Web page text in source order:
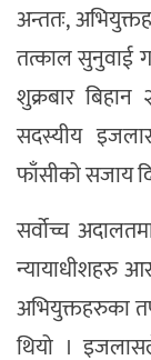
अन्ततः,
तत्काल सुनुवाई
शुक्रबार
सदस्यीय
फाँसीको सजाय
सर्वोच्च
न्यायाधीशहरु
अभियुक्तहरुका
थियो ।